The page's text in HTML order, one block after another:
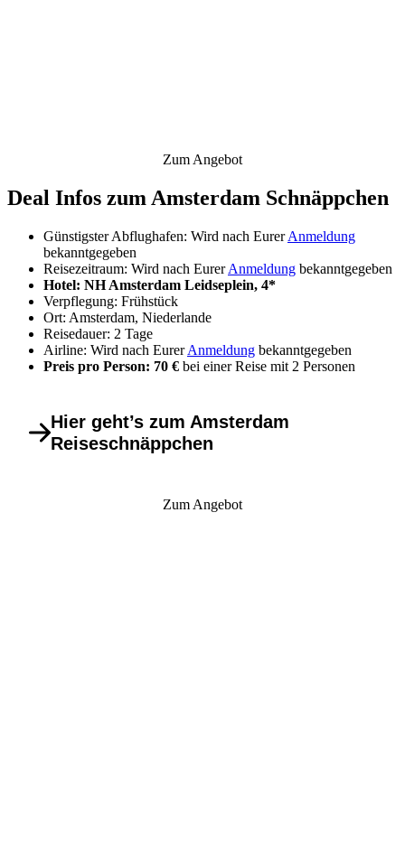
Zum Angebot
Deal Infos zum Amsterdam Schnäppchen
Günstigster Abflughafen: Wird nach EurerAnmeldung
bekanntgegeben
Reisezeitraum: Wird nach EurerAnmeldung bekanntgegeben
Hotel: NH Amsterdam Leidseplein, 4*
Verpflegung: Frühstück
Ort: Amsterdam, Niederlande
Reisedauer: 2 Tage
Airline: Wird nach EurerAnmeldung bekanntgegeben
Preis pro Person: 70 € bei einer Reise mit 2 Personen
Hier geht’s zum Amsterdam
Reiseschnäppchen
Zum Angebot